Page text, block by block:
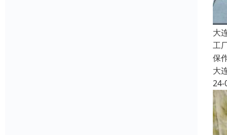
大
工
保
大
24-